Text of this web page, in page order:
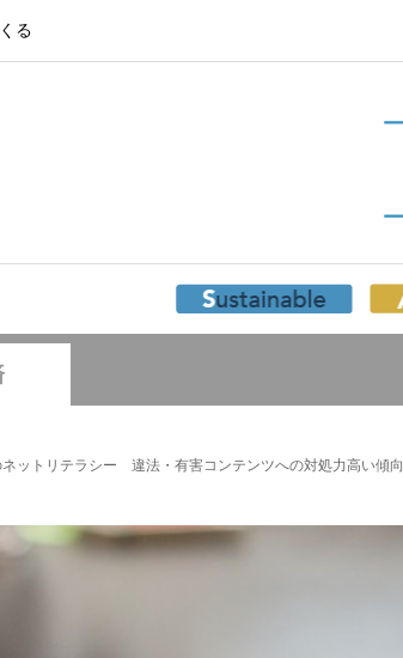
る
ットリテラシー 違法・有害コンテンツへの対処力高い傾向